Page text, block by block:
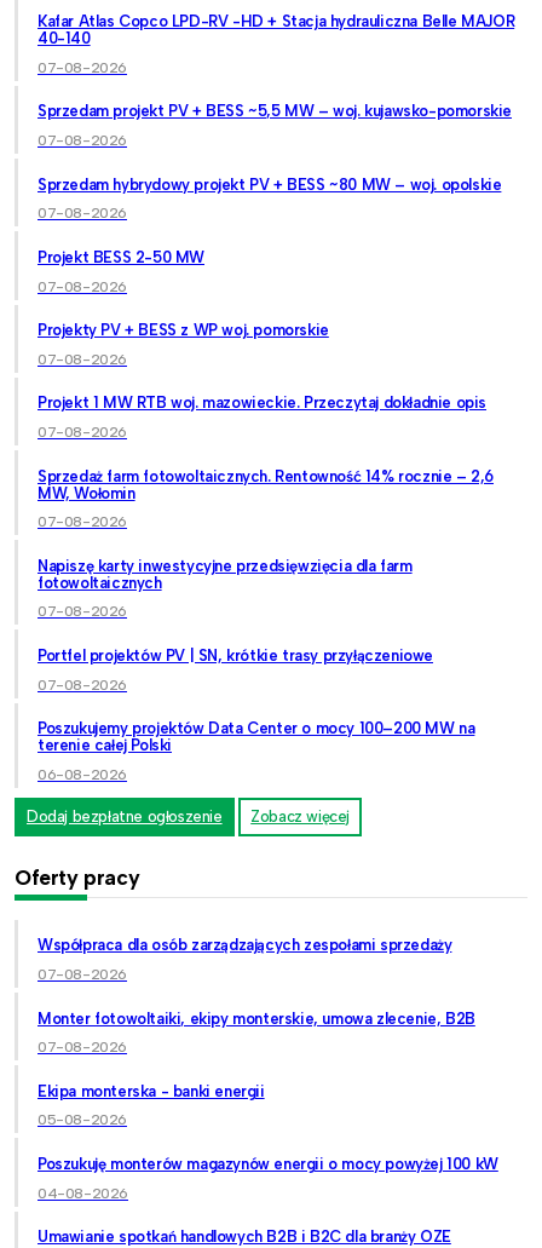
Kafar Atlas Copco LPD-RV -HD + Stacja hydrauliczna Belle MAJOR
40-140
07-08-2026
Sprzedam projekt PV + BESS ~5,5 MW – woj. kujawsko-pomorskie
07-08-2026
Sprzedam hybrydowy projekt PV + BESS ~80 MW – woj. opolskie
07-08-2026
Projekt BESS 2-50 MW
07-08-2026
Projekty PV + BESS z WP woj. pomorskie
07-08-2026
Projekt 1 MW RTB woj. mazowieckie. Przeczytaj dokładnie opis
07-08-2026
Sprzedaż farm fotowoltaicznych. Rentowność 14% rocznie – 2,6
MW, Wołomin
07-08-2026
Napiszę karty inwestycyjne przedsięwzięcia dla farm
fotowoltaicznych
07-08-2026
Portfel projektów PV | SN, krótkie trasy przyłączeniowe
07-08-2026
Poszukujemy projektów Data Center o mocy 100–200 MW na
terenie całej Polski
06-08-2026
Dodaj bezpłatne ogłoszenie Zobacz więcej
Oferty pracy
Współpraca dla osób zarządzających zespołami sprzedaży
07-08-2026
Monter fotowoltaiki, ekipy monterskie, umowa zlecenie, B2B
07-08-2026
Ekipa monterska - banki energii
05-08-2026
Poszukuję monterów magazynów energii o mocy powyżej 100 kW
04-08-2026
Umawianie spotkań handlowych B2B i B2C dla branży OZE